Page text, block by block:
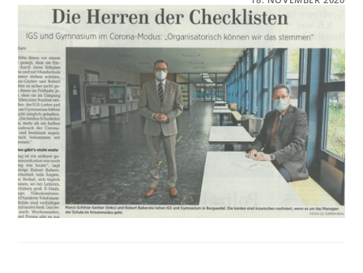
PRESSE:
DIE
DER
CHECKLISTEN